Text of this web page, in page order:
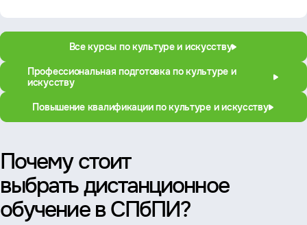
Все курсы по культуре и искусству
Профессиональная подготовка по культуре и
искусству
Повышение квалификации по культуре и искусству
Почему стоит
выбрать дистанционное
обучение в СПбПИ?